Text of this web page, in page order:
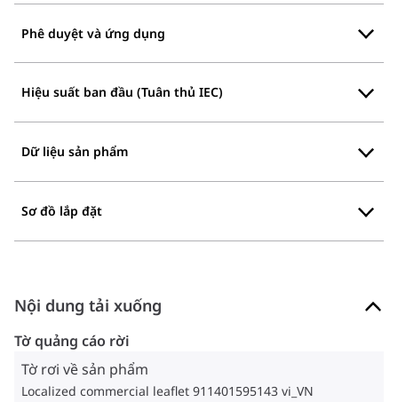
Phê duyệt và ứng dụng
Hiệu suất ban đầu (Tuân thủ IEC)
Dữ liệu sản phẩm
Sơ đồ lắp đặt
Nội dung tải xuống
Tờ quảng cáo rời
Tờ rơi về sản phẩm
Localized commercial leaflet 911401595143 vi_VN